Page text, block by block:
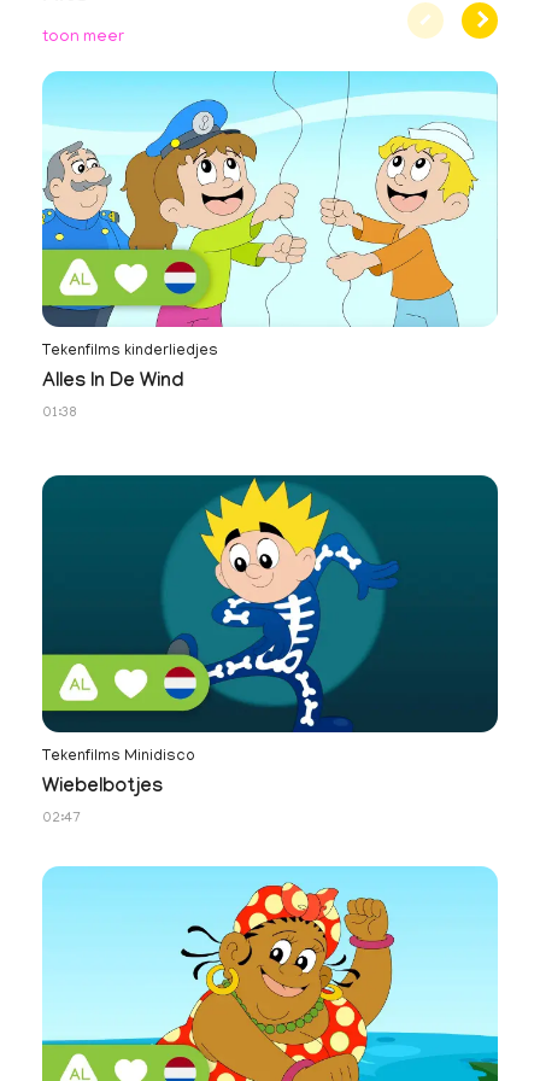
toon meer
Tekenfilms kinderliedjes
Alles In De Wind
01:38
Tekenfilms Minidisco
Wiebelbotjes
02:47